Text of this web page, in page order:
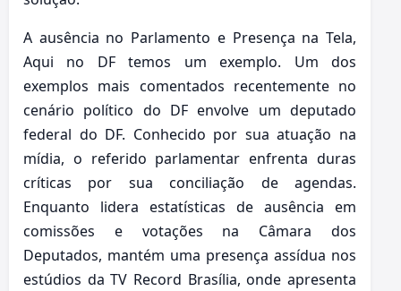
A ausência no Parlamento e Presença na Tela,
Aqui no DF temos um exemplo. Um dos
exemplos mais comentados recentemente no
cenário político do DF envolve um deputado
federal do DF. Conhecido por sua atuação na
mídia, o referido parlamentar enfrenta duras
críticas por sua conciliação de agendas.
Enquanto lidera estatísticas de ausência em
comissões e votações na Câmara dos
Deputados, mantém uma presença assídua nos
estúdios da TV Record Brasília, onde apresenta